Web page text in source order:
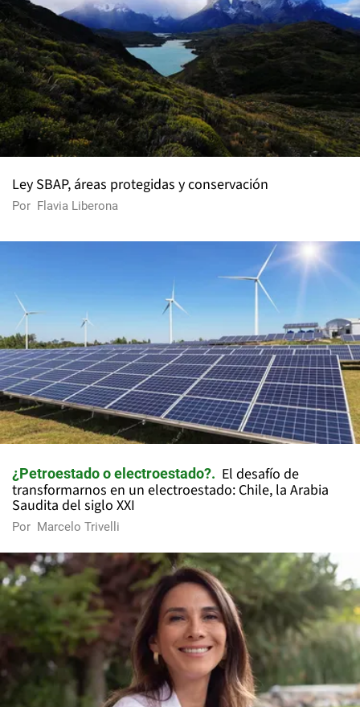
Ley SBAP, áreas protegidas y conservación
Por Flavia Liberona
¿Petroestado o electroestado?
El desafío de
transformarnos en un electroestado: Chile, la Arabia
Saudita del siglo XXI
Por Marcelo Trivelli